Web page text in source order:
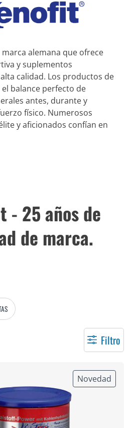
marca alemana que ofrece
y suplementos
calidad. Los productos de
balance perfecto de
antes, durante y
físico. Numerosos
y aficionados confían en
- 25 años de
de marca.
Filtro
Novedad